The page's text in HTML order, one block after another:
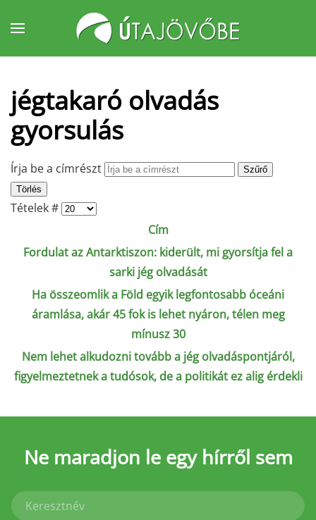
Fő tartalom átugrása
jégtakaró olvadás
gyorsulás
Írja be a címrészt
Szűrő
Törlés
Tételek #
Cím
Fordulat az Antarktiszon: kiderült, mi gyorsítja fel a
sarki jég olvadását
Ha összeomlik a Föld egyik legfontosabb óceáni
áramlása, akár 45 fok is lehet nyáron, télen meg
mínusz 30
Nem lehet alkudozni tovább a jég olvadáspontjáról,
figyelmeztetnek a tudósok, de a politikát ez alig érdekli
Ne maradjon le egy hírről sem